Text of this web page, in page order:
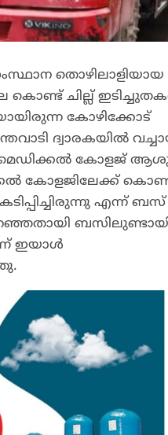
ചില്ല്
കോഴിക്കോട്
ദ്വാരകയിൽ
മെഡിക്കൽ കോളജ്
കോളജിലേക്ക്
എന്ന് ബസ്
ഇയാൾ